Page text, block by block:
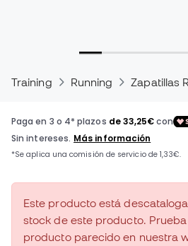
Training Running Zapatillas
Este producto está
stock de este producto.
producto parecido en nuestra